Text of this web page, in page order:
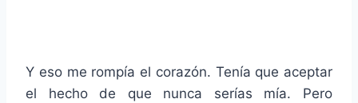
Y eso me rompía el corazón. Tenía que aceptar
el hecho de que nunca serías mía. Pero